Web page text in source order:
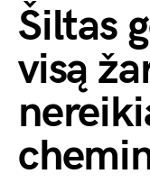
Šiltas
visą